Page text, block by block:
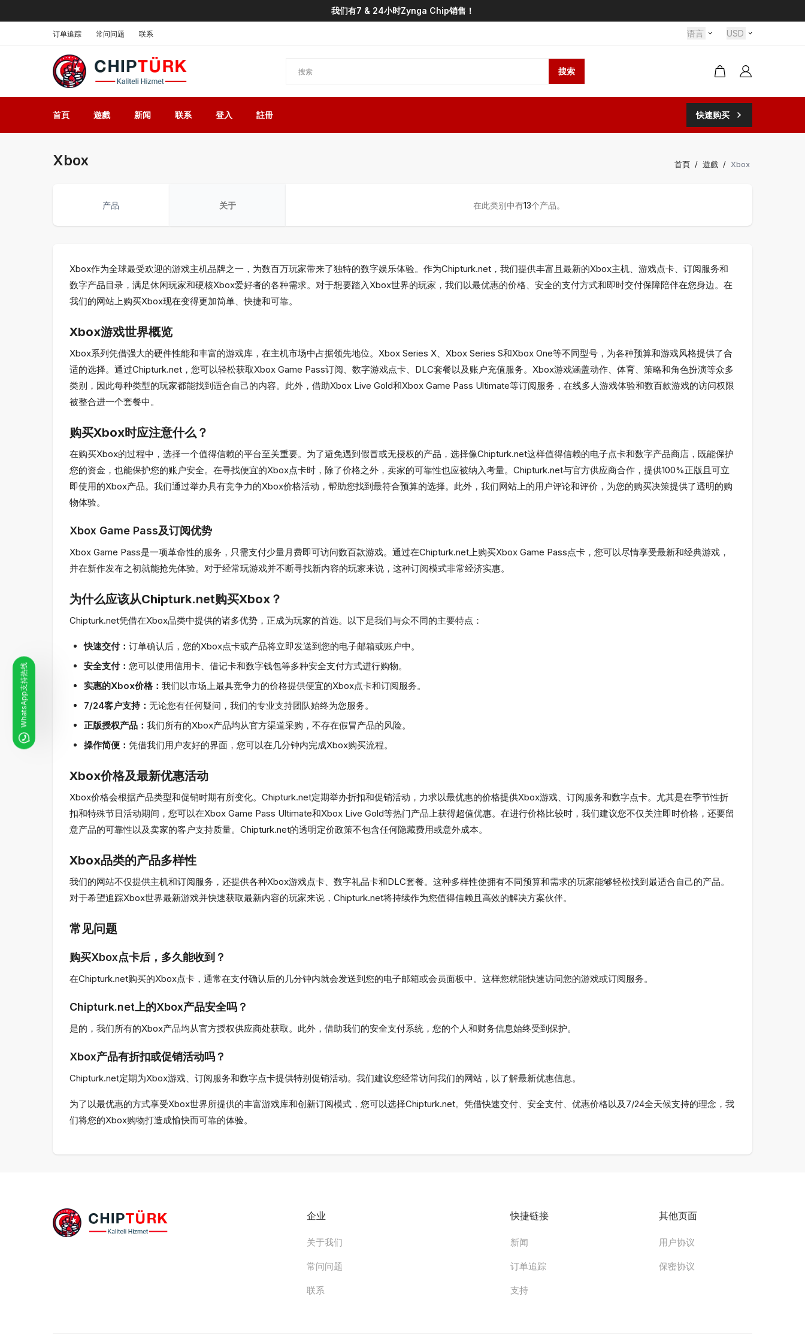
我们有7 & 24小时Zynga Chip销售！
订单追踪 常问问题 联系 语言 USD
搜索
首頁 遊戲 新闻 联系 登入 註冊 快速购买
Xbox 首頁 / 遊戲 / Xbox
产品 关于 在此类别中有13个产品。
Xbox作为全球最受欢迎的游戏主机品牌之一，为数百万玩家带来了独特的数字娱乐体验。作为Chipturk.net，我们提供丰富且最新的Xbox主机、游戏点卡、订阅服务和
数字产品目录，满足休闲玩家和硬核Xbox爱好者的各种需求。对于想要踏入Xbox世界的玩家，我们以最优惠的价格、安全的支付方式和即时交付保障陪伴在您身边。在
我们的网站上购买Xbox现在变得更加简单、快捷和可靠。
Xbox游戏世界概览
Xbox系列凭借强大的硬件性能和丰富的游戏库，在主机市场中占据领先地位。Xbox Series X、Xbox Series S和Xbox One等不同型号，为各种预算和游戏风格提供了合
适的选择。通过Chipturk.net，您可以轻松获取Xbox Game Pass订阅、数字游戏点卡、DLC套餐以及账户充值服务。Xbox游戏涵盖动作、体育、策略和角色扮演等众多
类别，因此每种类型的玩家都能找到适合自己的内容。此外，借助Xbox Live Gold和Xbox Game Pass Ultimate等订阅服务，在线多人游戏体验和数百款游戏的访问权限
被整合进一个套餐中。
购买Xbox时应注意什么？
在购买Xbox的过程中，选择一个值得信赖的平台至关重要。为了避免遇到假冒或无授权的产品，选择像Chipturk.net这样值得信赖的电子点卡和数字产品商店，既能保护
您的资金，也能保护您的账户安全。在寻找便宜的Xbox点卡时，除了价格之外，卖家的可靠性也应被纳入考量。Chipturk.net与官方供应商合作，提供100%正版且可立
即使用的Xbox产品。我们通过举办具有竞争力的Xbox价格活动，帮助您找到最符合预算的选择。此外，我们网站上的用户评论和评价，为您的购买决策提供了透明的购
物体验。
Xbox Game Pass及订阅优势
Xbox Game Pass是一项革命性的服务，只需支付少量月费即可访问数百款游戏。通过在Chipturk.net上购买Xbox Game Pass点卡，您可以尽情享受最新和经典游戏，
并在新作发布之初就能抢先体验。对于经常玩游戏并不断寻找新内容的玩家来说，这种订阅模式非常经济实惠。
为什么应该从Chipturk.net购买Xbox？
Chipturk.net凭借在Xbox品类中提供的诸多优势，正成为玩家的首选。以下是我们与众不同的主要特点：
快速交付： 订单确认后，您的Xbox点卡或产品将立即发送到您的电子邮箱或账户中。
安全支付： 您可以使用信用卡、借记卡和数字钱包等多种安全支付方式进行购物。
实惠的Xbox价格： 我们以市场上最具竞争力的价格提供便宜的Xbox点卡和订阅服务。
7/24客户支持： 无论您有任何疑问，我们的专业支持团队始终为您服务。
正版授权产品： 我们所有的Xbox产品均从官方渠道采购，不存在假冒产品的风险。
操作简便： 凭借我们用户友好的界面，您可以在几分钟内完成Xbox购买流程。
Xbox价格及最新优惠活动
Xbox价格会根据产品类型和促销时期有所变化。Chipturk.net定期举办折扣和促销活动，力求以最优惠的价格提供Xbox游戏、订阅服务和数字点卡。尤其是在季节性折
扣和特殊节日活动期间，您可以在Xbox Game Pass Ultimate和Xbox Live Gold等热门产品上获得超值优惠。在进行价格比较时，我们建议您不仅关注即时价格，还要留
意产品的可靠性以及卖家的客户支持质量。Chipturk.net的透明定价政策不包含任何隐藏费用或意外成本。
Xbox品类的产品多样性
我们的网站不仅提供主机和订阅服务，还提供各种Xbox游戏点卡、数字礼品卡和DLC套餐。这种多样性使拥有不同预算和需求的玩家能够轻松找到最适合自己的产品。
对于希望追踪Xbox世界最新游戏并快速获取最新内容的玩家来说，Chipturk.net将持续作为您值得信赖且高效的解决方案伙伴。
常见问题
购买Xbox点卡后，多久能收到？
在Chipturk.net购买的Xbox点卡，通常在支付确认后的几分钟内就会发送到您的电子邮箱或会员面板中。这样您就能快速访问您的游戏或订阅服务。
Chipturk.net上的Xbox产品安全吗？
是的，我们所有的Xbox产品均从官方授权供应商处获取。此外，借助我们的安全支付系统，您的个人和财务信息始终受到保护。
Xbox产品有折扣或促销活动吗？
Chipturk.net定期为Xbox游戏、订阅服务和数字点卡提供特别促销活动。我们建议您经常访问我们的网站，以了解最新优惠信息。
为了以最优惠的方式享受Xbox世界所提供的丰富游戏库和创新订阅模式，您可以选择Chipturk.net。凭借快速交付、安全支付、优惠价格以及7/24全天候支持的理念，我
们将您的Xbox购物打造成愉快而可靠的体验。
企业
关于我们
常问问题
联系
快捷链接
新闻
订单追踪
支持
其他页面
用户协议
保密协议
WhatsApp支持热线